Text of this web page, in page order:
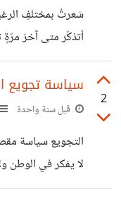
لبركان حارق أن
أحببتهم طويلا في
شعرتُ بمختلفِ
أتذكّر متى آخرَ
فعندما تمتلك
وعملتُ من أجله،
أحياناً. رغبتُ ألّا
الاستقلاليةِ
أخذتُ أقفزُ بين كلِّ
2
سياسة تجويع
قبل سنة واحدة
التجويع سياسة
لا يفكر في الوطن
كسرة خبز، تجويع